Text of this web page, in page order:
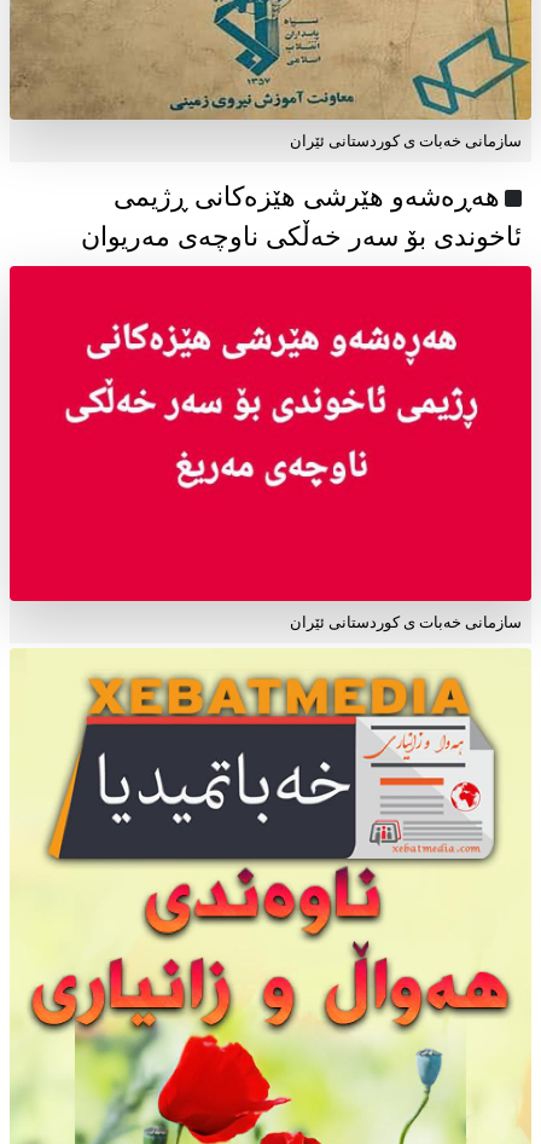
سازمانی خەبات ی كوردستانی ئێران
هەڕەشەو هێرشی هێزەکانی ڕژیمی
ئاخوندی بۆ سەر خەڵکی ناوچەی مەریوان
سازمانی خەبات ی کوردستانی ئێران